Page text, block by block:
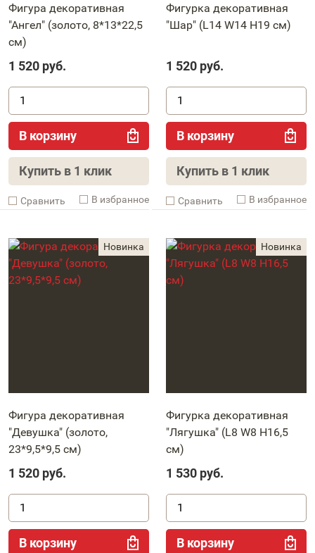
Фигура декоративная
"Ангел" (золото, 8*13*22,5
см)
1 520 руб.
В корзину
Купить в 1 клик
Cравнить В избранное
Фигурка декоративная
"Шар" (L14 W14 H19 см)
1 520 руб.
В корзину
Купить в 1 клик
Cравнить В избранное
Фигура декоративная
"Девушка" (золото,
23*9,5*9,5 см)
1 520 руб.
В корзину
Фигурка декоративная
"Лягушка" (L8 W8 H16,5
см)
1 530 руб.
В корзину